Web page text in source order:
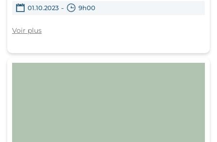
01.10.2023 - 9h00
Voir plus